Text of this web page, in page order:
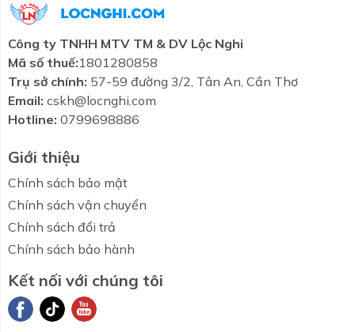
tiết
kiệm
Thương hiệu
Công ty TNHH MTV TM & DV Lộc Nghi
Mã số thuế:1801280858
Trụ sở chính: 57-59 đường 3/2, Tân An, Cần Thơ
Email: cskh@locnghi.com
Hotline: 0799698886
Giới thiệu
Chính sách bảo mật
Chính sách vận chuyển
Chính sách đổi trả
Chính sách bảo hành
Kết nối với chúng tôi